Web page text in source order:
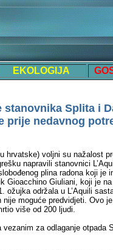
EKOLOGIJA
Splita i
prije nedavnog
hrvatske) voljni su nažalost
napravili stanovnici
plina radona koji je
Gioacchino Giuliani, koji je
ožujka održala u L’Aquili
moguće predvidjeti. Ovo
više od 200 ljudi.
vezanim za odlaganje